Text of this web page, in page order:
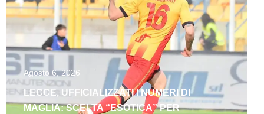
Agosto 6, 2026
LECCE, UFFICIALIZZATI I NUMERI DI
MAGLIA: SCELTA “ESOTICA” PER